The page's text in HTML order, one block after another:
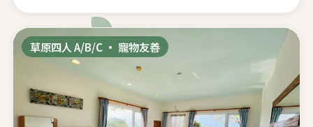
草原四人 A/B/C · 寵物友善